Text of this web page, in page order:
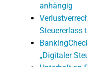
anhängig
Steuererlass
„Digitaler